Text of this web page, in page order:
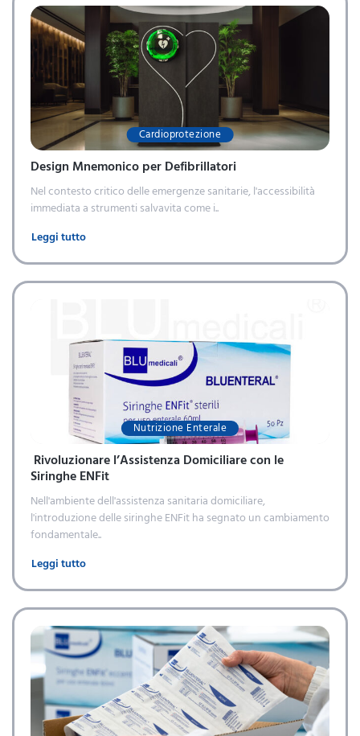
Cardioprotezione
Design Mnemonico per Defibrillatori
Nel contesto critico delle emergenze sanitarie, l'accessibilità
immediata a strumenti salvavita come i..
Leggi tutto
Nutrizione Enterale
Rivoluzionare l’Assistenza Domiciliare con le
Siringhe ENFit
Nell'ambiente dell'assistenza sanitaria domiciliare,
l'introduzione delle siringhe ENFit ha segnato un cambiamento
fondamentale..
Leggi tutto